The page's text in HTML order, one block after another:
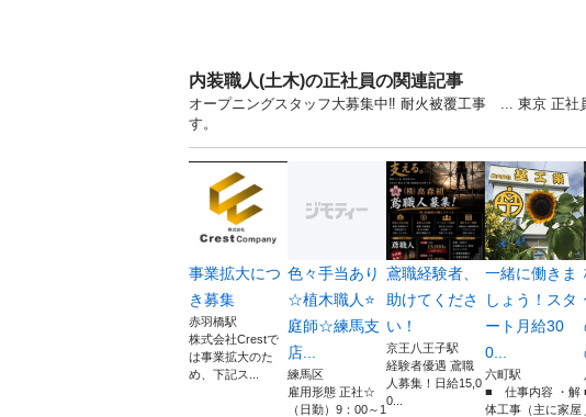
内装職人(土木)の正社員の関連記事
オープニングスタッフ大募集中‼︎ 耐火被覆工事 ... 東京 正社
す。
事業拡大につ
き募集
赤羽橋駅
株式会社Crestで
は事業拡大のた
め、下記ス...
色々手当あり
☆植木職人⭐
庭師☆練馬支
店...
練馬区
雇用形態 正社☆
（日勤）9：00～1
鳶職経験者、
助けてくださ
い！
京王八王子駅
経験者優遇 鳶職
人募集！日給15,0
0...
一緒に働きま
しょう！スタ
ート月給30
0...
六町駅
■ 仕事内容 ・解
体工事（主に家屋